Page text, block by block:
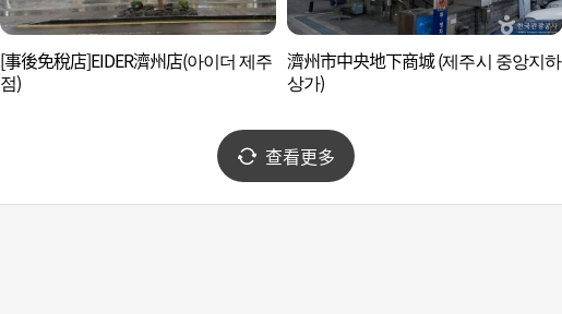
[事後免稅店]EIDER濟州店(아이더 제주
점)
濟州市中央地下商城 (제주시 중앙지하
상가)
查看更多